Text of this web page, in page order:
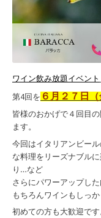
ワイン飲み放題イベント
第4回を ６月２７日（
皆様のおかげで４回目
ます。
今回はイタリアンビー
な料理をリーズナブル
り…など
さらにパワーアップし
もちろんワインもしっ
初めての方も大歓迎です